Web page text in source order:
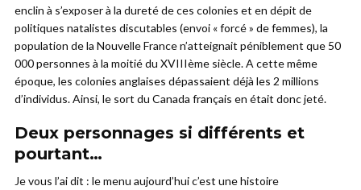
enclin à s’exposer à la dureté de ces colonies et en dépit de
politiques natalistes discutables (envoi « forcé » de femmes), la
population de la Nouvelle France n’atteignait péniblement que 50
000 personnes à la moitié du XVIIIème siècle. A cette même
époque, les colonies anglaises dépassaient déjà les 2 millions
d’individus. Ainsi, le sort du Canada français en était donc jeté.
Deux personnages si différents et
pourtant…
Je vous l’ai dit : le menu aujourd’hui c’est une histoire